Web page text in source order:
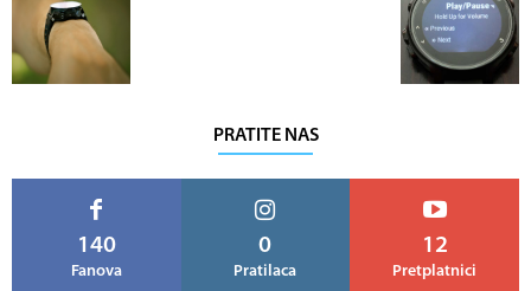
PRATITE NAS
140
Fanova
0
Pratilaca
12
Pretplatnici